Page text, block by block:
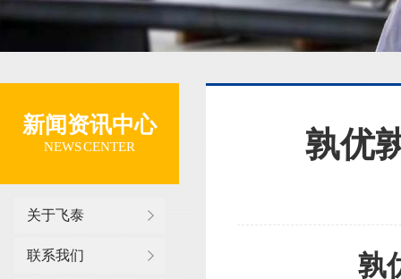
新闻资讯中心
NEWS CENTER
关于飞泰
联系我们
孰优
孰